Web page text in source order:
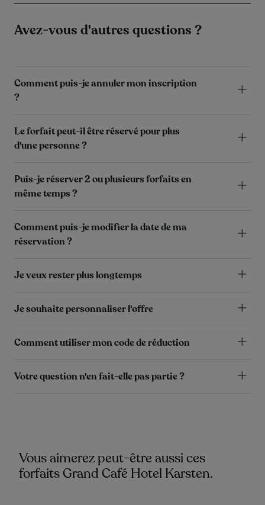
Avez-vous d'autres questions ?
Comment puis-je annuler mon inscription
?
Le forfait peut-il être réservé pour plus
d'une personne ?
Puis-je réserver 2 ou plusieurs forfaits en
même temps ?
Comment puis-je modifier la date de ma
réservation ?
Je veux rester plus longtemps
Je souhaite personnaliser l'offre
Comment utiliser mon code de réduction
Votre question n'en fait-elle pas partie ?
Vous aimerez peut-être aussi ces
forfaits Grand Café Hotel Karsten.